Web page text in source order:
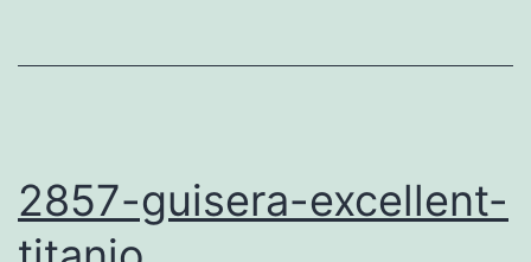
2857-guisera-excellent-